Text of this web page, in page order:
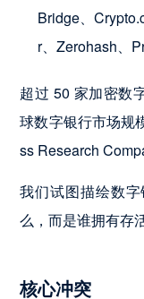
Bridge、
r、Zerohash、
超过 50 家加密数
球数字银行市场规
ss Research
我们试图描绘数
么，而是谁拥有存
核心冲突